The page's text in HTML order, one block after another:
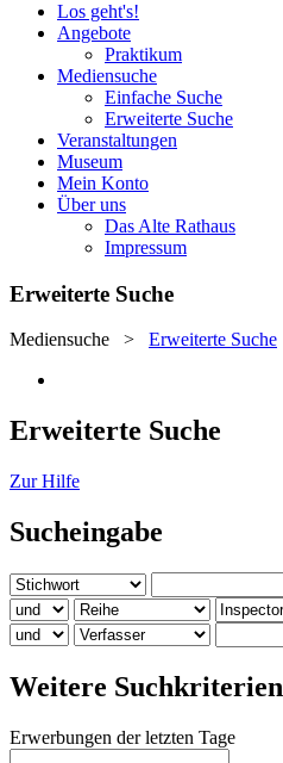
Los geht's!
Angebote
Praktikum
Mediensuche
Einfache Suche
Erweiterte Suche
Veranstaltungen
Museum
Mein Konto
Über uns
Das Alte Rathaus
Impressum
Erweiterte Suche
Mediensuche > Erweiterte Suche
Erweiterte Suche
Zur Hilfe
Sucheingabe
Weitere Suchkriterien
Erwerbungen der letzten Tage